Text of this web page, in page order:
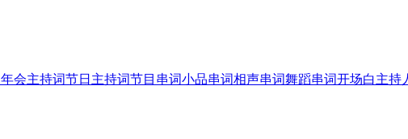
年会主持词节日主持词节目串词小品串词相声串词舞蹈串词开场白主持